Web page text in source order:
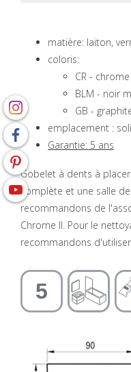
matière: laiton,
coloris:
CR -
BLM - noir
GB -
emplacement :
Garantie: 5 ans
Gobelet à dents à
complète et une salle
recommandons de
Chrome II. Pour le
recommandons